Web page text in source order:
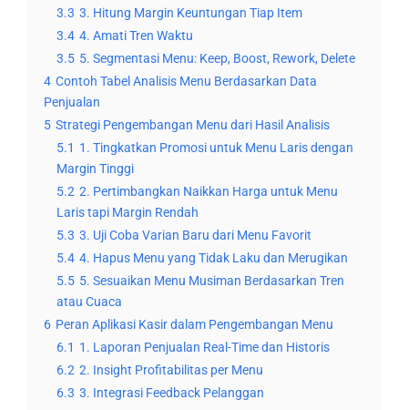
3.3 3. Hitung Margin Keuntungan Tiap Item
3.4 4. Amati Tren Waktu
3.5 5. Segmentasi Menu: Keep, Boost, Rework, Delete
4 Contoh Tabel Analisis Menu Berdasarkan Data
Penjualan
5 Strategi Pengembangan Menu dari Hasil Analisis
5.1 1. Tingkatkan Promosi untuk Menu Laris dengan
Margin Tinggi
5.2 2. Pertimbangkan Naikkan Harga untuk Menu
Laris tapi Margin Rendah
5.3 3. Uji Coba Varian Baru dari Menu Favorit
5.4 4. Hapus Menu yang Tidak Laku dan Merugikan
5.5 5. Sesuaikan Menu Musiman Berdasarkan Tren
atau Cuaca
6 Peran Aplikasi Kasir dalam Pengembangan Menu
6.1 1. Laporan Penjualan Real-Time dan Historis
6.2 2. Insight Profitabilitas per Menu
6.3 3. Integrasi Feedback Pelanggan